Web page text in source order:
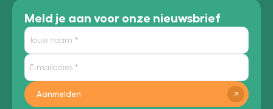
Meld je aan voor onze nieuwsbrief
Aanmelden